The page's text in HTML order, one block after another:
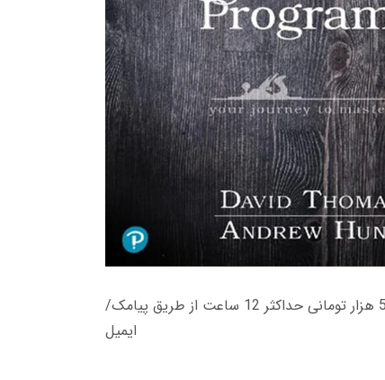
زمان تحویل کتاب های 600 هزار تومانی دانلود فوری از حساب کاربری می باشد، و زمان تحویل لینک دانلود کتاب های 500 هزار تومانی حداکثر 12 ساعت از طریق پیامک/
ایمیل